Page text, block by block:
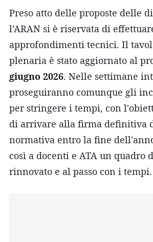
Preso atto delle proposte delle
l’ARAN si è riservata di
approfondimenti tecnici. Il
plenaria è stato aggiornato al
giugno 2026. Nelle settimane
proseguiranno comunque gli
per stringere i tempi, con
di arrivare alla firma definitiva
normativa entro la fine
così a docenti e ATA un quadro
rinnovato e al passo con i tempi.